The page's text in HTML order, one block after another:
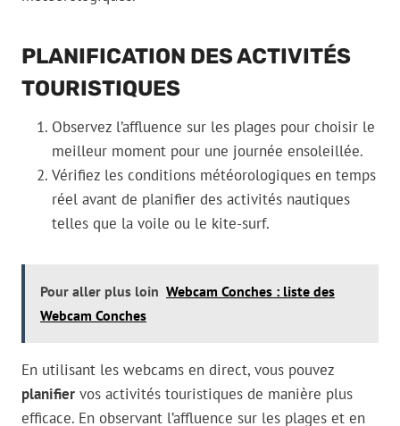
PLANIFICATION DES ACTIVITÉS
TOURISTIQUES
Observez l’affluence sur les plages pour choisir le
meilleur moment pour une journée ensoleillée.
Vérifiez les conditions météorologiques en temps
réel avant de planifier des activités nautiques
telles que la voile ou le kite-surf.
Pour aller plus loin Webcam Conches : liste des
Webcam Conches
En utilisant les webcams en direct, vous pouvez
planifier vos activités touristiques de manière plus
efficace. En observant l’affluence sur les plages et en